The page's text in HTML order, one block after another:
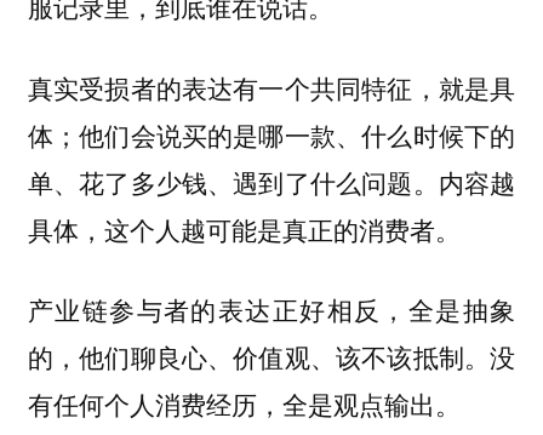
真实受损者的表达有一个共同特征，就是具
体；他们会说买的是哪一款、什么时候下的
单、花了多少钱、遇到了什么问题。内容越
具体，这个人越可能是真正的消费者。
产业链参与者的表达正好相反，全是抽象
的，他们聊良心、价值观、该不该抵制。没
有任何个人消费经历，全是观点输出。